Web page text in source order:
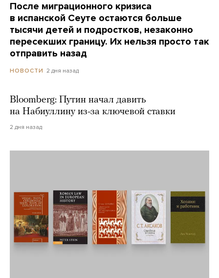
После миграционного кризиса
в испанской Сеуте остаются больше
тысячи детей и подростков, незаконно
пересекших границу. Их нельзя просто так
отправить назад
НОВОСТИ 2 дня назад
Bloomberg: Путин начал давить
на Набиуллину из-за ключевой ставки
2 дня назад